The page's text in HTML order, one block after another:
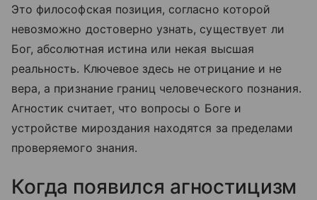
Это философская позиция, согласно которой
невозможно достоверно узнать, существует ли
Бог, абсолютная истина или некая высшая
реальность. Ключевое здесь не отрицание и не
вера, а признание границ человеческого познания.
Агностик считает, что вопросы о Боге и
устройстве мироздания находятся за пределами
проверяемого знания.
Когда появился агностицизм